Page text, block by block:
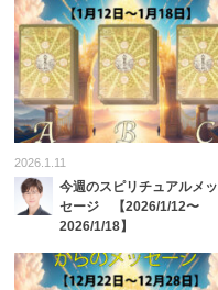
2026.1.11
今週のスピリチュアルメッ
セージ 【2026/1/12〜
2026/1/18】